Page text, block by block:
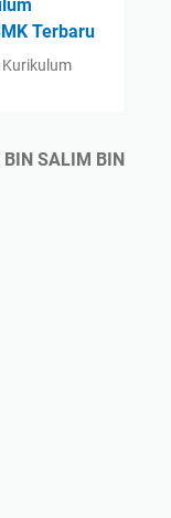
Terbaru
Kurikulum
SALIM BIN